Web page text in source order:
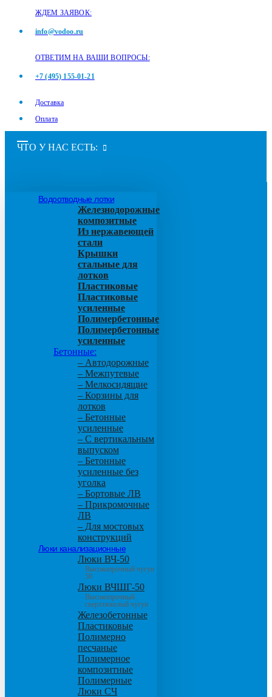
ЖДЕМ ЗАЯВОК:
info@vodoo.ru
ОТВЕТИМ НА ВАШИ ВОПРОСЫ:
+7 (495) 155-01-21
Доставка
Оплата
ЧТО У НАС ЕСТЬ:
Водоотводные лотки
Железнодорожные
композитные
Из нержавеющей
стали
Крышки
стальные для
лотков
Пластиковые
Пластиковые
усиленные
Полимербетонные
Полимербетонные
усиленные
Бетонные:
– Автодорожные
– Межпутевые
– Мелкосидящие
– Корзины для
лотков
– Бетонные
усиленные
– С вертикальным
выпуском
– Бетонные
усиленные без
уголка
– Бортовые ЛВ
– Прикромочные
ЛВ
– Для мостовых
конструкций
Люки канализационные
Люки ВЧ-50
Высокопрочный чугун
50
Люки ВЧШГ-50
Высокопрочный
сверхтяжелый чугун
Железобетонные
Пластиковые
Полимерно
песчаные
Полимерное
композитные
Полимерные
Люки СЧ